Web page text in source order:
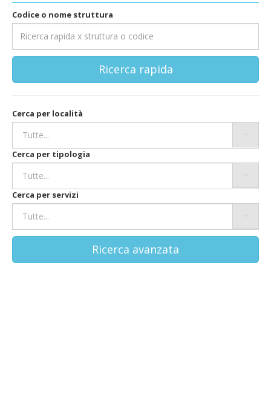
Codice o nome struttura
Ricerca rapida
Cerca per località
Cerca per tipologia
Cerca per servizi
Ricerca avanzata